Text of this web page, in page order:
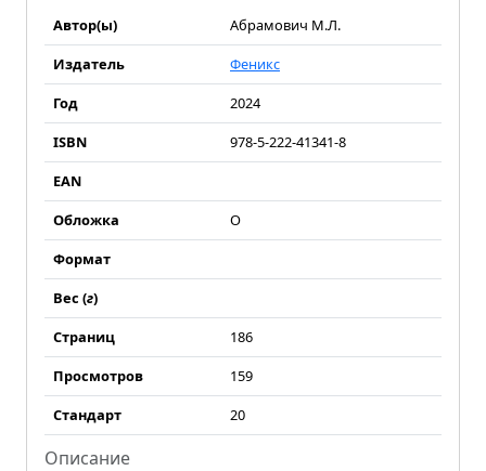
Автор(ы)
Абрамович М.Л.
Издатель
Феникс
Год
2024
ISBN
978-5-222-41341-8
EAN
Обложка
О
Формат
Вес (г)
Страниц
186
Просмотров
159
Стандарт
20
Описание